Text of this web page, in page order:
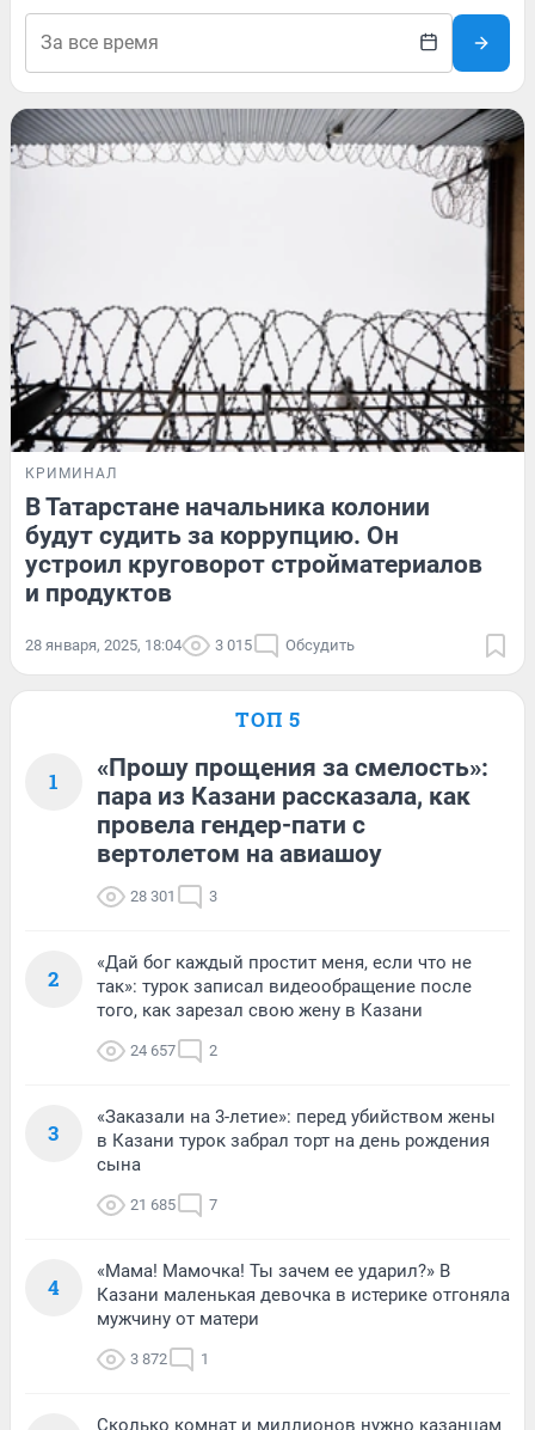
КРИМИНАЛ
В Татарстане начальника колонии
будут судить за коррупцию. Он
устроил круговорот стройматериалов
и продуктов
28 января, 2025, 18:04 3 015 Обсудить
ТОП 5
1
«Прошу прощения за смелость»:
пара из Казани рассказала, как
провела гендер-пати с
вертолетом на авиашоу
28 301 3
2
«Дай бог каждый простит меня, если что не
так»: турок записал видеообращение после
того, как зарезал свою жену в Казани
24 657 2
3
«Заказали на 3-летие»: перед убийством жены
в Казани турок забрал торт на день рождения
сына
21 685 7
4
«Мама! Мамочка! Ты зачем ее ударил?» В
Казани маленькая девочка в истерике отгоняла
мужчину от матери
3 872 1
Сколько комнат и миллионов нужно казанцам